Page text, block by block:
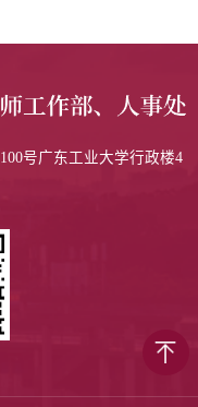
号广东工业大学行政楼4